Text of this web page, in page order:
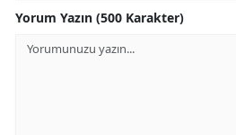
Yorum Yazın (500 Karakter)